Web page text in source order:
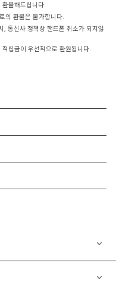
불해드립니다
의 환불은 불가합니다.
, 통신사 정책상 핸드폰 취소가 되지않
립금이 우선적으로 환원됩니다.